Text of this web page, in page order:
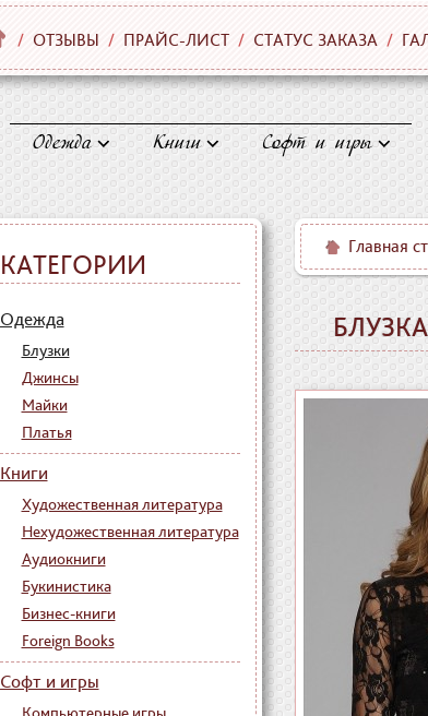
/ ОТЗЫВЫ / ПРАЙС-ЛИСТ / СТАТУС ЗАКАЗА /
Одежда Книги Софт и игры
КАТЕГОРИИ
Одежда
Блузки
Джинсы
Майки
Платья
Книги
Художественная литература
Нехудожественная литература
Аудиокниги
Букинистика
Бизнес-книги
Foreign Books
Софт и игры
Главная
БЛУЗКА